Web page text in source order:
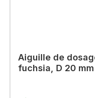
Aiguille de
fuchsia, D 20 mm